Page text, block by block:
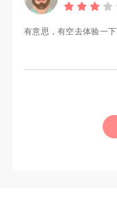
有意思，有空去体验一下